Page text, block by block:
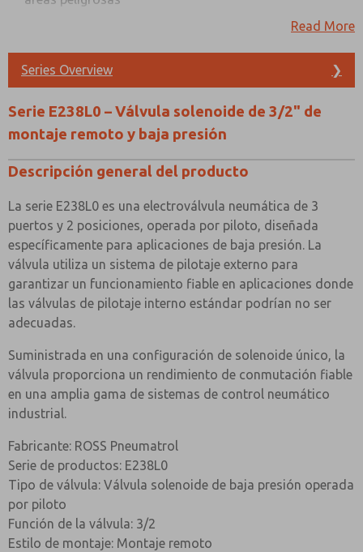
ESPECIFICACIONES DE LOS MATERIALES
< figure class="table">
Cuerpo y tapas finales
Aluminio anodizado negro
Tapas de extremo piloto
Aluminio anodizado natural
Carrete
Aluminio anodizado duro
impregnado con PTFE
Jet
Latón
Espaciadores
Acetal relleno de vidrio
Sellos
Sprint
Music Wire
VÁLVULA ESPECIFICACIONES
< tr>
Tamaño de conexión del puerto
Conexión del puerto piloto externo
Presión de trabajo
Read More
Series Overview ❯
Serie E238L0 – Válvula solenoide de 3/2" de
montaje remoto y baja presión
Descripción general del producto
La serie E238L0 es una electroválvula neumática de 3
puertos y 2 posiciones, operada por piloto, diseñada
específicamente para aplicaciones de baja presión. La
válvula utiliza un sistema de pilotaje externo para
garantizar un funcionamiento fiable en aplicaciones donde
las válvulas de pilotaje interno estándar podrían no ser
adecuadas.
Suministrada en una configuración de solenoide único, la
válvula proporciona un rendimiento de conmutación fiable
en una amplia gama de sistemas de control neumático
industrial.
Fabricante: ROSS Pneumatrol
Serie de productos: E238L0
Tipo de válvula: Válvula solenoide de baja presión operada
por piloto
Función de la válvula: 3/2
Estilo de montaje: Montaje remoto
¿Método de Contacto Preferido?
Correo Electrónico
Teléfono
Envíenme actualizaciones periódicas sobre
características, capacidades del producto y más.
*Sí, he leído la política de privacidad y acepto que los
datos que proporcione se recopilarán y almacenarán
electrónicamente. Mis datos se utilizan únicamente
con fines estrictamente destinados a procesar y
responder a mi solicitud. Al enviar el formulario de
contacto, acepto el procesamiento.